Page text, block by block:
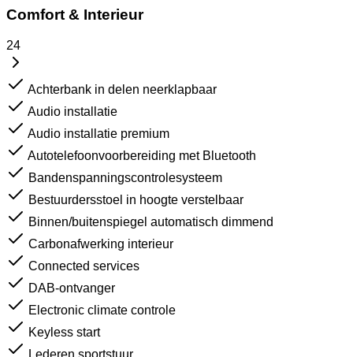
Comfort & Interieur
24
Achterbank in delen neerklapbaar
Audio installatie
Audio installatie premium
Autotelefoonvoorbereiding met Bluetooth
Bandenspanningscontrolesysteem
Bestuurdersstoel in hoogte verstelbaar
Binnen/buitenspiegel automatisch dimmend
Carbonafwerking interieur
Connected services
DAB-ontvanger
Electronic climate controle
Keyless start
Lederen sportstuur